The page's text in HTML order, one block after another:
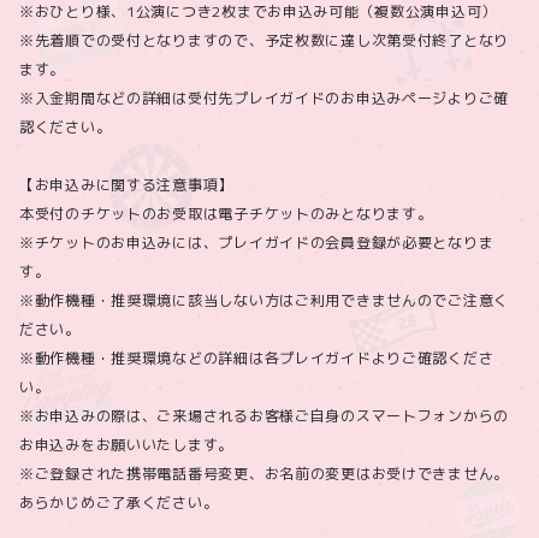
※おひとり様、1公演につき2枚までお申込み可能（複数公演申込可）
※先着順での受付となりますので、予定枚数に達し次第受付終了となり
ます。
※入金期間などの詳細は受付先プレイガイドのお申込みページよりご確
認ください。
【お申込みに関する注意事項】
本受付のチケットのお受取は電子チケットのみとなります。
※チケットのお申込みには、プレイガイドの会員登録が必要となりま
す。
※動作機種・推奨環境に該当しない方はご利用できませんのでご注意く
ださい。
※動作機種・推奨環境などの詳細は各プレイガイドよりご確認くださ
い。
※お申込みの際は、ご来場されるお客様ご自身のスマートフォンからの
お申込みをお願いいたします。
※ご登録された携帯電話番号変更、お名前の変更はお受けできません。
あらかじめご了承ください。